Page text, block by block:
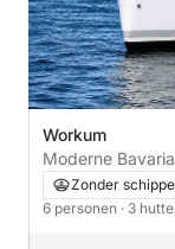
Workum
Moderne
comfortabel en
Zonder
6 personen · 3